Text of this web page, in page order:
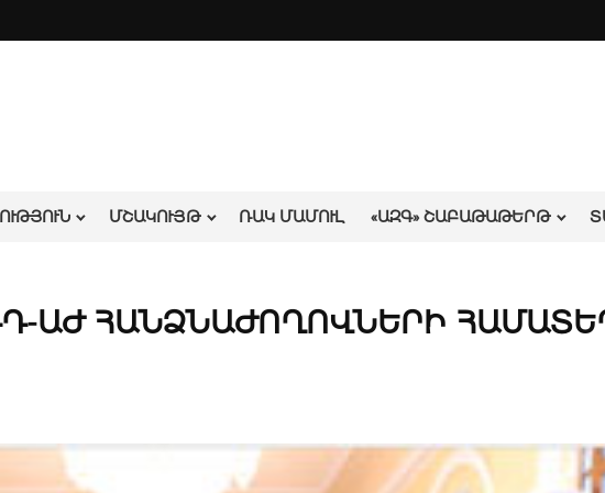
ՄՇԱԿՈՒՅԹ ՌԱԿ ՄԱՄՈՒԼ «ԱԶԳ» ՇԱԲԱԹԱԹԵՐԹ
ԱԺ ՀԱՆՁՆԱԺՈՂՈՎՆԵՐԻ